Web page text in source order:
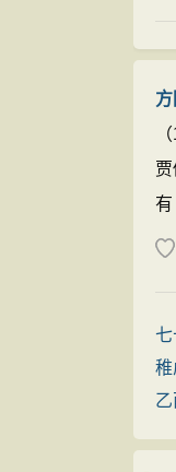
方
有
七
稚
乙